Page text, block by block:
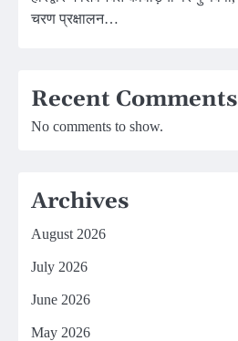
चरण प्रक्षालन…
Recent Comments
No comments to show.
Archives
August 2026
July 2026
June 2026
May 2026